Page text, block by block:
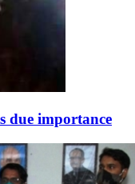
due importance